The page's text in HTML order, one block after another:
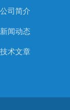
公司简介
新闻动态
技术文章